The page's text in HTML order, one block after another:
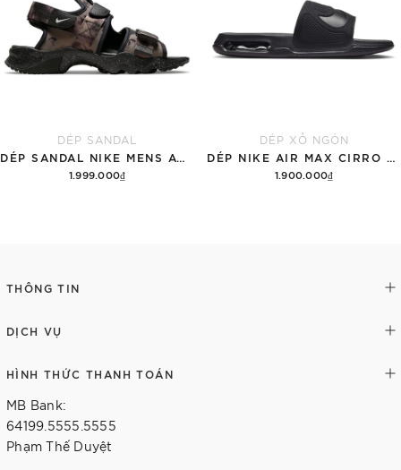
DÉP SANDAL
DÉP SANDAL NIKE MENS ACG AIR DESCHUTZ 'ĐẤT RỪNG'
1.999.000₫
DÉP XỎ NGÓN
DÉP NIKE AIR MAX CIRRO MEN'S SLIDES 'BLACK'
1.900.000₫
THÔNG TIN
DỊCH VỤ
HÌNH THỨC THANH TOÁN
MB Bank:
64199.5555.5555
Phạm Thế Duyệt